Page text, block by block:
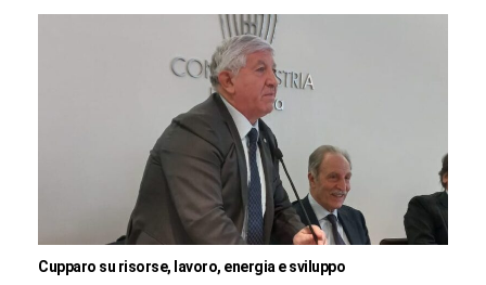
Cupparo su risorse, lavoro, energia e sviluppo